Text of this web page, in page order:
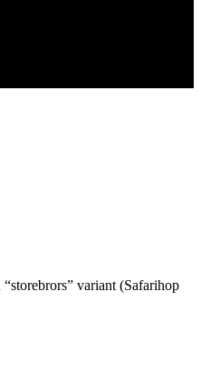
variant (Safarihop